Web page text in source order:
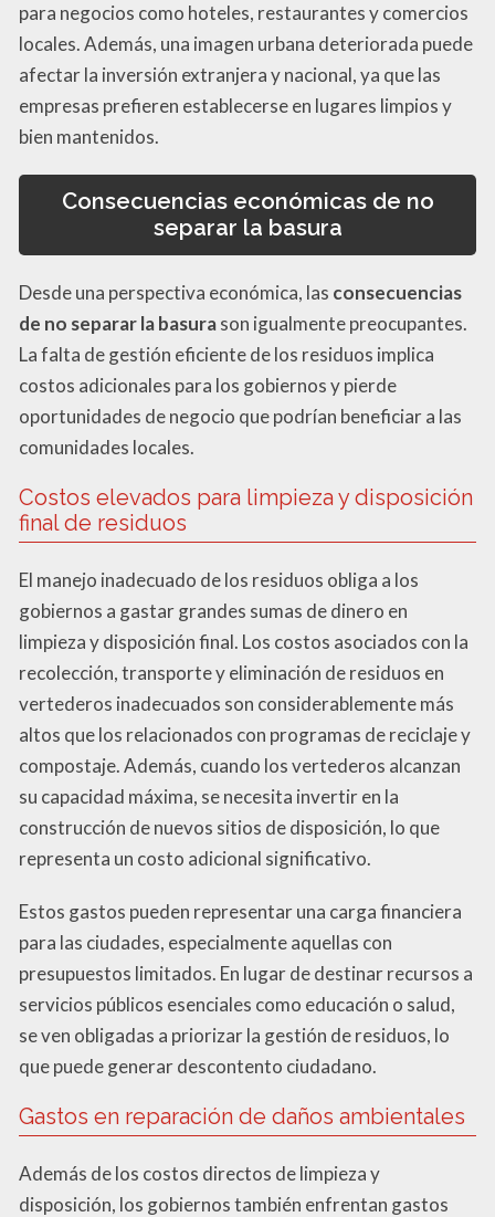
para negocios como hoteles, restaurantes y comercios
locales. Además, una imagen urbana deteriorada puede
afectar la inversión extranjera y nacional, ya que las
empresas prefieren establecerse en lugares limpios y
bien mantenidos.
Consecuencias económicas de no
separar la basura
Desde una perspectiva económica, las consecuencias
de no separar la basurason igualmente preocupantes.
La falta de gestión eficiente de los residuos implica
costos adicionales para los gobiernos y pierde
oportunidades de negocio que podrían beneficiar a las
comunidades locales.
Costos elevados para limpieza y disposición
final de residuos
El manejo inadecuado de los residuos obliga a los
gobiernos a gastar grandes sumas de dinero en
limpieza y disposición final. Los costos asociados con la
recolección, transporte y eliminación de residuos en
vertederos inadecuados son considerablemente más
altos que los relacionados con programas de reciclaje y
compostaje. Además, cuando los vertederos alcanzan
su capacidad máxima, se necesita invertir en la
construcción de nuevos sitios de disposición, lo que
representa un costo adicional significativo.
Estos gastos pueden representar una carga financiera
para las ciudades, especialmente aquellas con
presupuestos limitados. En lugar de destinar recursos a
servicios públicos esenciales como educación o salud,
se ven obligadas a priorizar la gestión de residuos, lo
que puede generar descontento ciudadano.
Gastos en reparación de daños ambientales
Además de los costos directos de limpieza y
disposición, los gobiernos también enfrentan gastos